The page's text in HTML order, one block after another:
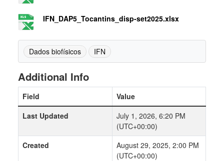
IFN_DAP5_Tocantins_disp-set2025.xlsx
Dados biofísicos IFN
Additional Info
Field
Value
Last Updated
July 1, 2026, 6:20 PM
(UTC+00:00)
Created
August 29, 2025, 2:00 PM
(UTC+00:00)